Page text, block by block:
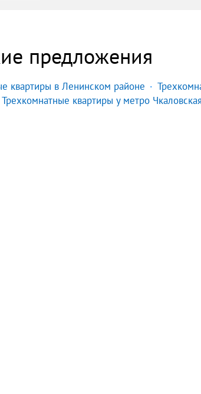
предложения
квартиры в Ленинском районе
Трехкомнатные квартиры у метро Чкаловская